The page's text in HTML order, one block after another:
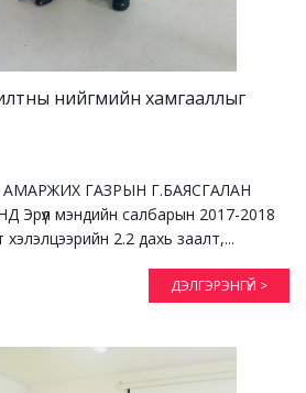
нийгмийн хамгааллыг
ГАЗРЫН Г.БАЯСГАЛАН
мэндийн салбарын 2017-2018
2.2 дахь заалт,...
ДЭЛГЭРЭНГҮЙ >